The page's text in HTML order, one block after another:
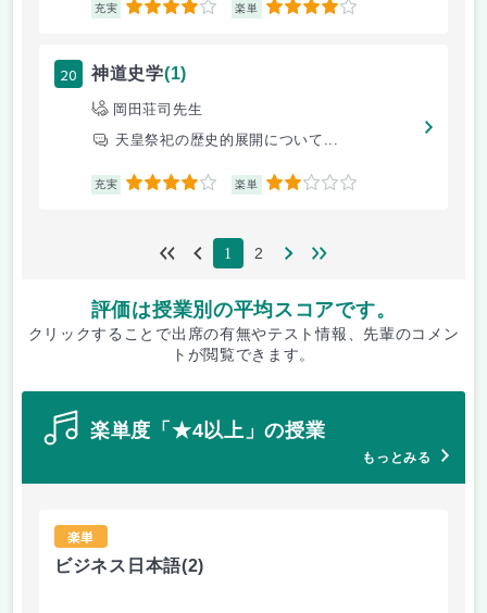
充実 4 楽単 4
20 神道史学(1)
岡田荘司先生
天皇祭祀の歴史的展開について...
充実 4 楽単 2
1 2
評価は授業別の平均スコアです。
クリックすることで出席の有無やテスト情報、先輩のコメン
トが閲覧できます。
楽単度「★4以上」の授業
もっとみる
楽単
ビジネス日本語(2)